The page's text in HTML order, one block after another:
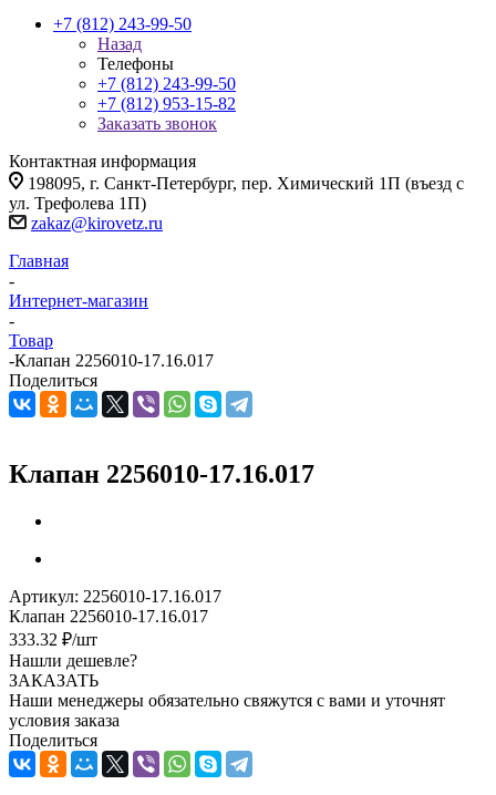
+7 (812) 243-99-50
Назад
Телефоны
+7 (812) 243-99-50
+7 (812) 953-15-82
Заказать звонок
Контактная информация
198095, г. Санкт-Петербург, пер. Химический 1П (въезд с
ул. Трефолева 1П)
zakaz@kirovetz.ru
Главная
-
Интернет-магазин
-
Товар
-Клапан 2256010-17.16.017
Поделиться
Клапан 2256010-17.16.017
Артикул: 2256010-17.16.017
Клапан 2256010-17.16.017
333.32 ₽/шт
Нашли дешевле?
ЗАКАЗАТЬ
Наши менеджеры обязательно свяжутся с вами и уточнят
условия заказа
Поделиться